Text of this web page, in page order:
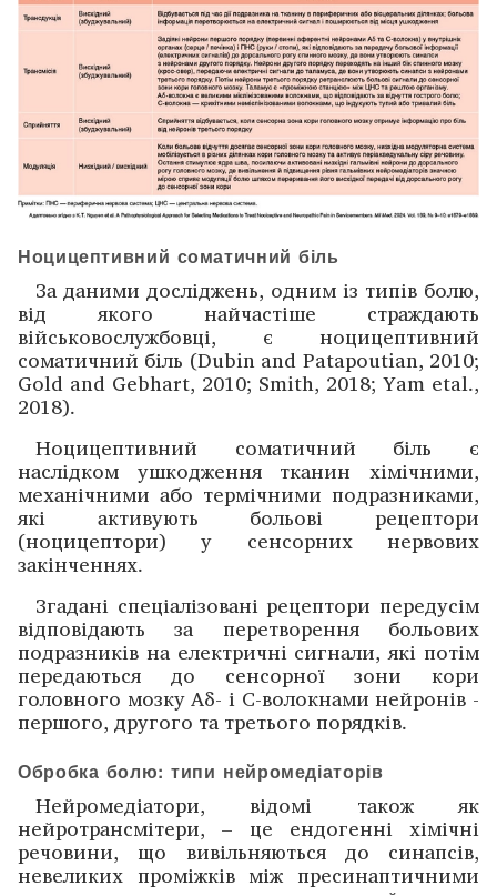
Ноцицептивний соматичний біль
За даними досліджень, одним із типів болю,
від ­якого найчастіше страждають
військовослужбовці, є ноци­цеп­тивний
соматичний біль (Dubin and Patapoutian, 2010;
Gold and Gebhart, 2010; Smith, 2018; Yam etal.,
2018).
Ноцицептивний соматичний біль є
наслідком ушкодження тканин хімічними,
механічними або термічними подразниками,
які активують больові ­рецептори
(ноцицептори) у сенсорних нервових
закінченнях.
Згадані спеціалізовані рецептори передусім
відповідають за ­перетворення больових
подразників на елект­ричні сигнали, які потім
передаються до сенсорної зони кори
головного мозку Aδ- і C-волок­нами нейронів ­
першого, другого та ­третього порядків.
Обробка болю: типи нейромедіаторів
Нейромедіатори, відомі також як
нейротрансмітери, – це ендогенні хімічні
речовини, що вивільняються до синап­сів,
невеликих проміжків між пресинаптичними